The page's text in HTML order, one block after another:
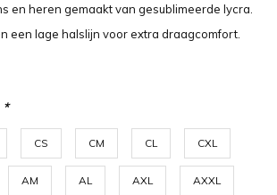
en heren gemaakt van gesublimeerde lycra.
een lage halslijn voor extra draagcomfort.
*
CS CM CL CXL
AM AL AXL AXXL